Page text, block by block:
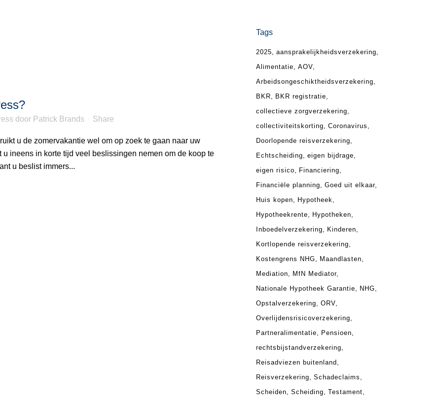
door Patrick Brands Share
u de zomervakantie wel om op zoek te gaan naar uw
ineens in korte tijd veel beslissingen nemen om de koop te
u beslist immers...
Tags
2025
aansprakelijkheidsverzekering
Alimentatie
AOV
Arbeidsongeschiktheidsverzekering
BKR
BKR registratie
collectieve zorgverzekering
collectiviteitskorting
Coronavirus
Doorlopende reisverzekering
Echtscheiding
eigen bijdrage
eigen risico
Financiering
Financiële planning
Goed uit elkaar
Huis kopen
Hypotheek
Hypotheekrente
Hypotheken
Inboedelverzekering
Kinderen
Kortlopende reisverzekering
Kostengrens NHG
Maandlasten
Mediation
MfN Mediator
Nationale Hypotheek Garantie
NHG
Opstalverzekering
ORV
Overlijdensrisicoverzekering
Partneralimentatie
Pensioen
rechtsbijstandverzekering
Reisadviezen buitenland
Reisverzekering
Schadeclaims
Scheiden
Scheiding
Testament